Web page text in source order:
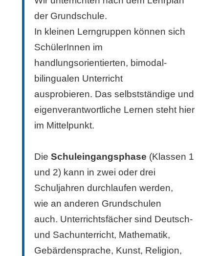
der Grundschule.
In kleinen Lerngruppen können sich
SchülerInnen im
handlungsorientierten, bimodal-
bilingualen Unterricht
ausprobieren. Das selbstständige und
eigenverantwortliche Lernen steht hier
im Mittelpunkt.
Die Schuleingangsphase (Klassen 1
und 2) kann in zwei oder drei
Schuljahren durchlaufen werden,
wie an anderen Grundschulen
auch. Unterrichtsfächer sind Deutsch-
und Sachunterricht, Mathematik,
Gebärdensprache, Kunst, Religion,